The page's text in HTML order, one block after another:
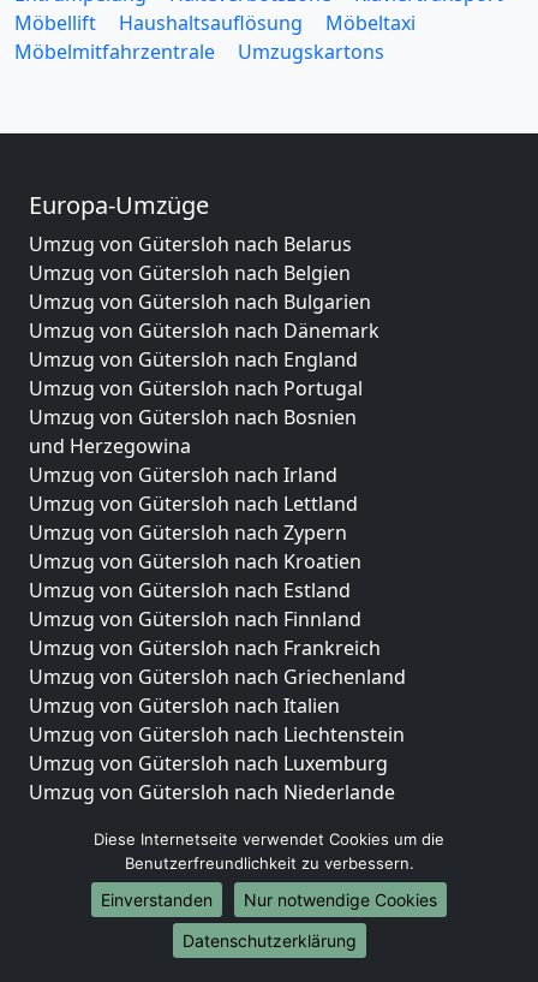
Möbellift
Haushaltsauflösung
Möbeltaxi
Möbelmitfahrzentrale
Umzugskartons
Europa-Umzüge
Umzug von Gütersloh nach Belarus
Umzug von Gütersloh nach Belgien
Umzug von Gütersloh nach Bulgarien
Umzug von Gütersloh nach Dänemark
Umzug von Gütersloh nach England
Umzug von Gütersloh nach Portugal
Umzug von Gütersloh nach Bosnien
und Herzegowina
Umzug von Gütersloh nach Irland
Umzug von Gütersloh nach Lettland
Umzug von Gütersloh nach Zypern
Umzug von Gütersloh nach Kroatien
Umzug von Gütersloh nach Estland
Umzug von Gütersloh nach Finnland
Umzug von Gütersloh nach Frankreich
Umzug von Gütersloh nach Griechenland
Umzug von Gütersloh nach Italien
Umzug von Gütersloh nach Liechtenstein
Umzug von Gütersloh nach Luxemburg
Umzug von Gütersloh nach Niederlande
Umzüge-Deutschlandweit
Umzug von Gütersloh nach Berlin
Umzug von Gütersloh nach Hamburg
Umzug von Gütersloh nach München
Diese Internetseite verwendet Cookies um die
Benutzerfreundlichkeit zu verbessern.
Einverstanden
Nur notwendige Cookies
Datenschutzerklärung